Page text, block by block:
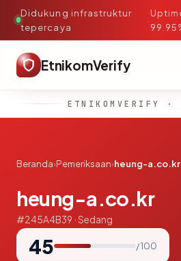
Didukung infrastruktur
tepercaya
·
EtnikomVerify
ETNIKOMVERIFY
Beranda›Pemeriksaan›heung-a.co.kr
heung-a.co.kr
#245A4B39 · Sedang
45 / 100